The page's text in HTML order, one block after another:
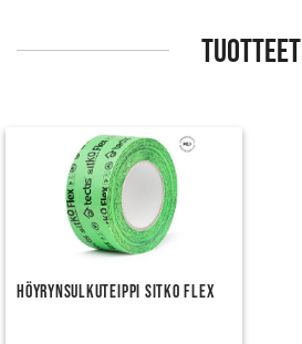
TUOTTEET
Höyrynsulkuteippi Sitko Flex